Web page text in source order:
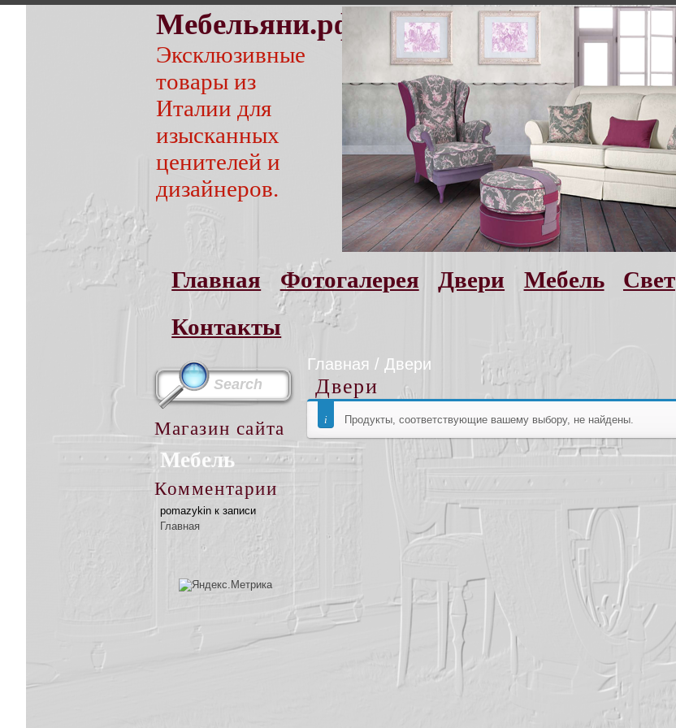
Мебельяни.рф
Эксклюзивные
товары из
Италии для
изысканных
ценителей и
дизайнеров.
Главная Фотогалерея Двери Мебель Свет
Контакты
Главная / Двери
Двери
Продукты, соответствующие вашему выбору, не найдены.
Магазин сайта
Мебель
Комментарии
pomazykinк записи
Главная